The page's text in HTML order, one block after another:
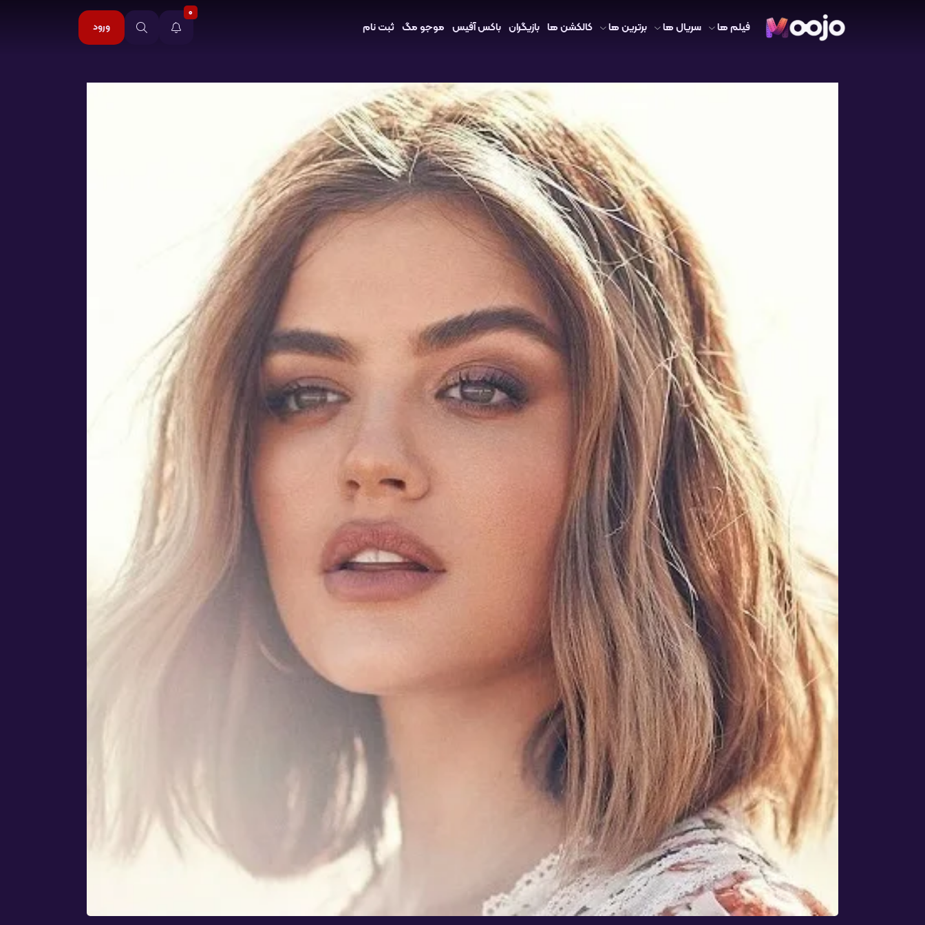
فیلم ها سریال ها برترین ها کالکشن ها بازیگران باکس آفیس موجو مگ ثبت نام
0
ورود